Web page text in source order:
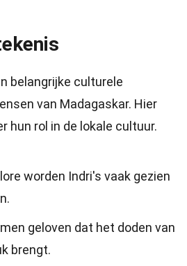
belangrijke culturele
van Madagaskar. Hier
hun rol in de lokale cultuur.
worden Indri's vaak gezien
geloven dat het doden van
brengt.